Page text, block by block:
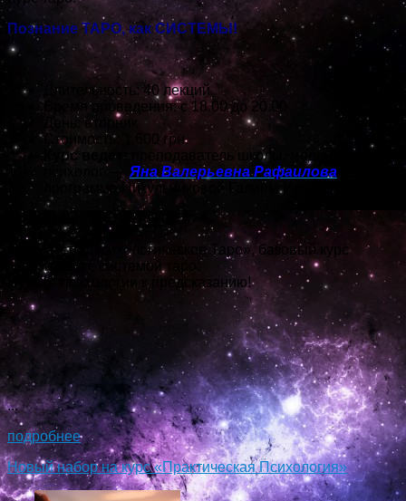
Познание ТАРО, как СИСТЕМЫ!
Длительность: 40 лекций
Время проведения: с 18.00 до 20.00
День: вторник
Стоимость: 1 600 грн.
Курс ведет:
преподаватель школы, медицинский
психолог — Яна Валерьевна Рафаилова
программе Никульниковой Галины Ивановны)
Онлайн!
Курс «АстроПсихологическое Таро», базовый курс
знакомства с системой таро.
Путь от психологии к предсказанию!
...
подробнее
Новый набор на курс «Практическая Психология»